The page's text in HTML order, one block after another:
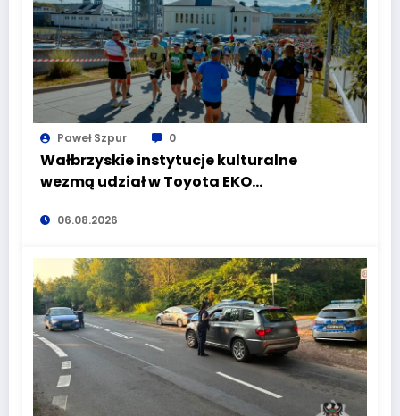
Paweł Szpur 0
Wałbrzyskie instytucje kulturalne
wezmą udział w Toyota EKO
Półmaraton Wałbrzych
06.08.2026